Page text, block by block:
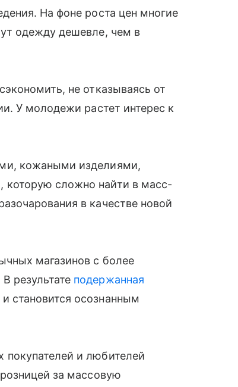
На фоне роста цен многие
одежду дешевле, чем в
не отказываясь от
У молодежи растет интерес к
кожаными изделиями,
сложно найти в масс-
в качестве новой
магазинов с более
результате подержанная
становится осознанным
и любителей
за массовую